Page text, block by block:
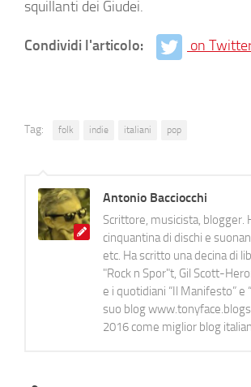
squillanti dei Giudei.
Condividi l'articolo: on
Tag: folk indie italiani pop
Antonio Bacciocchi
Scrittore, musicista, blogger.
cinquantina di dischi e
etc. Ha scritto una decina di
"Rock n Spor"t, Gil Scott-
e i quotidiani “Il Manifesto”
suo blog
2016 come miglior blog